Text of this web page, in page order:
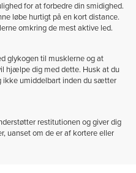
for at forbedre din smidighed.
løbe hurtigt på en kort distance.
omkring de mest aktive led.
glykogen til musklerne og at
hjælpe dig med dette. Husk at du
ikke umiddelbart inden du sætter
restitutionen og giver dig
uanset om de er af kortere eller